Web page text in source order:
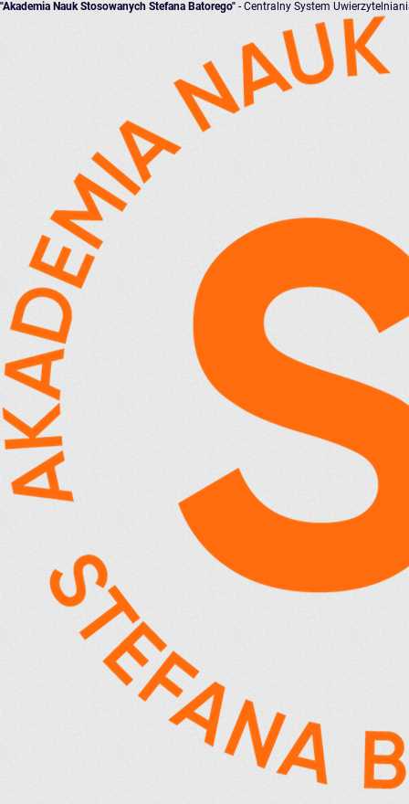
"Akademia Nauk Stosowanych Stefana Batorego" - Centralny System